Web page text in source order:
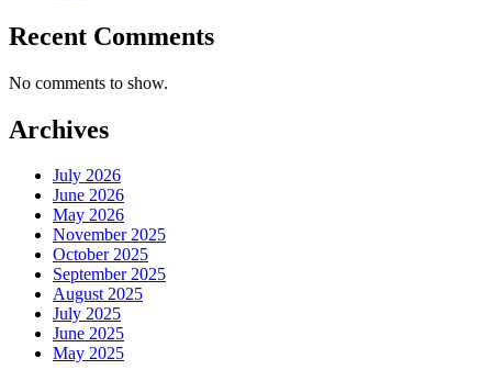
Recent Comments
No comments to show.
Archives
July 2026
June 2026
May 2026
November 2025
October 2025
September 2025
August 2025
July 2025
June 2025
May 2025